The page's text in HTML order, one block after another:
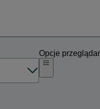
Opcje